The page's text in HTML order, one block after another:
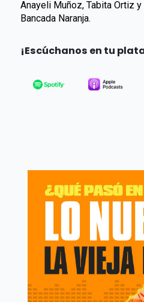
Anayeli Muñoz, Tabita Ortiz
Bancada Naranja.
¡Escúchanos en tu